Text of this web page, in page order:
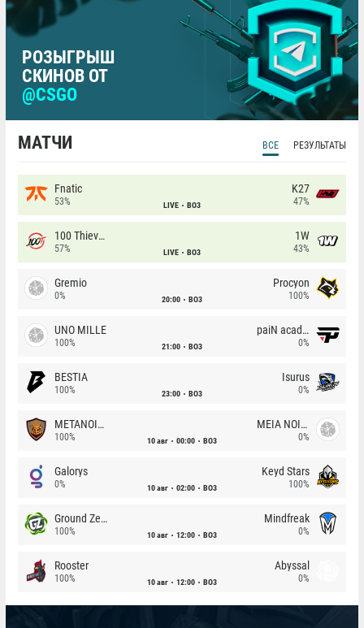
РОЗЫГРЫШ
СКИНОВ ОТ
@CSGO
МАТЧИ ВСЕ РЕЗУЛЬТАТЫ
Fnatic
53% LIVE BO3
K27
47%
100 Thieves
57% LIVE BO3
1W
43%
Gremio
0% 20:00 BO3
Procyon
100%
UNO MILLE
100% 21:00 BO3
paiN academy
0%
BESTIA
100% 23:00 BO3
Isurus
0%
METANOIA Wolves
100% 10 авг 00:00 BO3
MEIA NOITE
0%
Galorys
0% 10 авг 02:00 BO3
Keyd Stars
100%
Ground Zero
100% 10 авг 12:00 BO3
Mindfreak
0%
Rooster
100% 10 авг 12:00 BO3
Abyssal
0%